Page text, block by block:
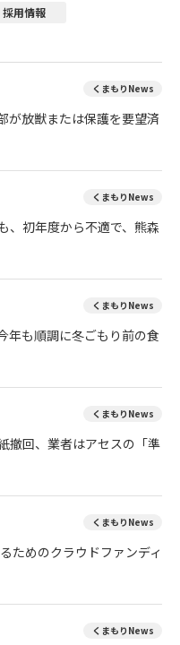
採用情報
くまもりNews
が放獣または保護を要望済
くまもりNews
、初年度から不適で、熊森
くまもりNews
年も順調に冬ごもり前の食
くまもりNews
回、業者はアセスの「準
くまもりNews
めのクラウドファンディ
くまもりNews